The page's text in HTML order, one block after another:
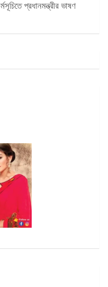
প্রধানমন্ত্রীর ভাষণ